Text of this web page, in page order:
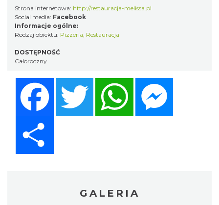
Strona internetowa: http://restauracja-melissa.pl
Social media: Facebook
Informacje ogólne:
Rodzaj obiektu: Pizzeria Restauracja
DOSTĘPNOŚĆ
Całoroczny
Twitter
GALERIA